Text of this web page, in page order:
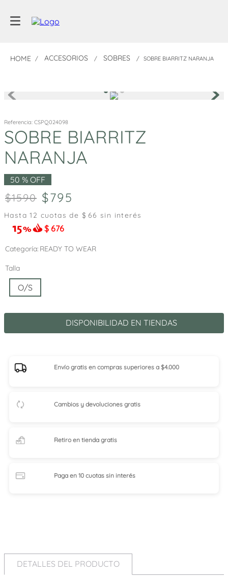
ACCESORIOS SOBRES SOBRE BIARRITZ NARANJA
Referencia: CSPQ024098
SOBRE BIARRITZ
NARANJA
50 % OFF
1590 795
Hasta12 cuotas de $ 66 sin interés
$ 676
Categoría READY TO WEAR
Talla
O/S
DISPONIBILIDAD EN TIENDAS
Envío gratis en compras superiores a $4.000
Cambios y devoluciones gratis
Retiro en tiendagratis
Paga en 10 cuotassin interés
DETALLES DEL PRODUCTO